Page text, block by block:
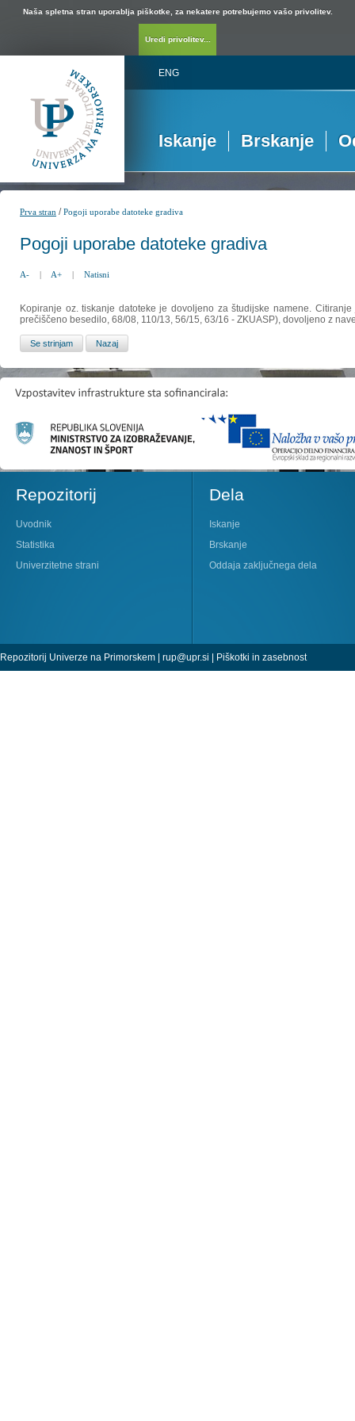
Naša spletna stran uporablja piškotke, za nekatere potrebujemo vašo privolitev.
Uredi privolitev...
ENG
Iskanje Brskanje
Prva stran /Pogoji uporabe datoteke gradiva
Pogoji uporabe datoteke gradiva
A- | A+ | Natisni
Kopiranje oz. tiskanje datoteke je dovoljeno za študijske namene.
prečiščeno besedilo, 68/08, 110/13, 56/15, 63/16 - ZKUASP), dovoljeno z
Repozitorij
Uvodnik
Statistika
Univerzitetne strani
Dela
Iskanje
Brskanje
Oddaja zaključnega dela
Repozitorij Univerze na Primorskem | rup@upr.si | Piškotki in zasebnost